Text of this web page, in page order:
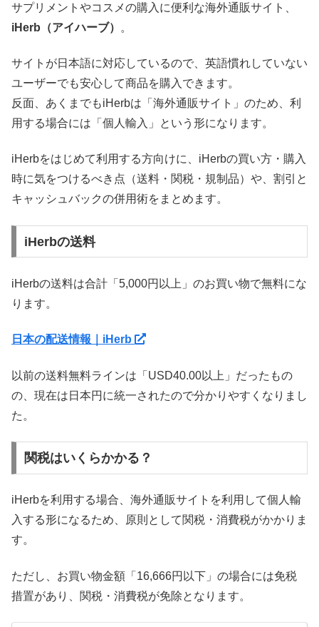
サプリメントやコスメの購入に便利な海外通販サイト、
iHerb（アイハーブ）
。
サイトが日本語に対応しているので、英語慣れしていない
ユーザーでも安心して商品を購入できます。
反面、あくまでもiHerbは「海外通販サイト」のため、利
用する場合には「個人輸入」という形になります。
iHerbをはじめて利用する方向けに、iHerbの買い方・購入
時に気をつけるべき点（送料・関税・規制品）や、割引と
キャッシュバックの併用術をまとめます。
iHerbの送料
iHerbの送料は合計「5,000円以上」のお買い物で無料にな
ります。
日本の配送情報｜iHerb
以前の送料無料ラインは「USD40.00以上」だったもの
の、現在は日本円に統一されたので分かりやすくなりまし
た。
関税はいくらかかる？
iHerbを利用する場合、海外通販サイトを利用して個人輸
入する形になるため、原則として関税・消費税がかかりま
す。
ただし、お買い物金額「16,666円以下」の場合には免税
措置があり、関税・消費税が免除となります。